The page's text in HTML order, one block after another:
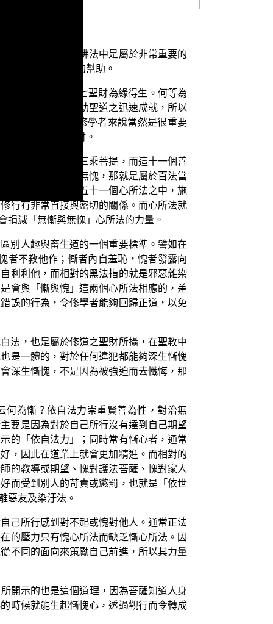
關法義。這個在佛法中是屬於非常重要的
學上就會有很大的幫助。
財所生樂者，謂七聖財為緣得生。何等為
法之樂，以及資助聖道之迅速成就，所以
兩個，所以對於修學者來說當然是很重要
定會好好修集聖財。
修學者快速成就三乘菩提，而這十一個善
的如果是無慚、無愧，那就是屬於百法當
所以在百法明門五十一個心所法之中，施
行有非常直接與密切的關係。而心所法就
損減「無慚與無愧」心所法的力量。
別人趣與畜生道的一個重要標準。譬如在
者不教他作；慚者內自羞恥，愧者發露向
利利他，而相對的黑法指的就是邪惡雜染
會與「慚與愧」這兩個心所法相應的，差
誤的行為，令修學者能夠回歸正道，以免
法，也是屬於修道之聖財所攝，在聖教中
是一體的，對於任何違犯都能夠深生慚愧
深生慚愧，不是因為被強迫而去懺悔，那
何為慚？依自法力崇重賢善為性，對治無
要是因為對於自己所行沒有達到自己期望
的「依自法力」；同時常有慚心者，通常
，因此在道業上就會更加精進。而相對的
的教導或期望、愧對護法菩薩、愧對家人
而受到別人的苛責或懲罰，也就是「依世
惡友及染汙法。
己所行感到對不起或愧對他人。通常正法
的壓力只有愧心所法而缺乏慚心所法。因
不同的面向來策勵自己前進，所以其力量
開示的也是這個道理，因為菩薩知道人身
時候就能生起慚愧心，透過觀行而令轉成